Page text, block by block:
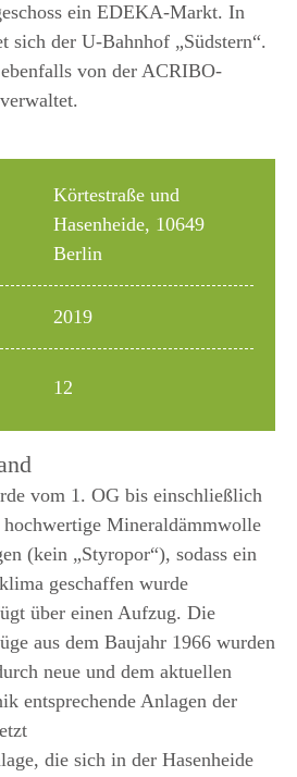
ein EDEKA-Markt. In
sich der U-Bahnhof „Südstern“.
von der ACRIBO-
vom 1. OG bis einschließlich
Mineraldämmwolle
(kein „Styropor“), sodass ein
geschaffen wurde
über einen Aufzug. Die
aus dem Baujahr 1966 wurden
neue und dem aktuellen
entsprechende Anlagen der
die sich in der Hasenheide
Körtestraße und
Hasenheide, 10649
Berlin
2019
12